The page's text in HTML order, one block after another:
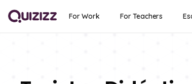
For Work For Teachers